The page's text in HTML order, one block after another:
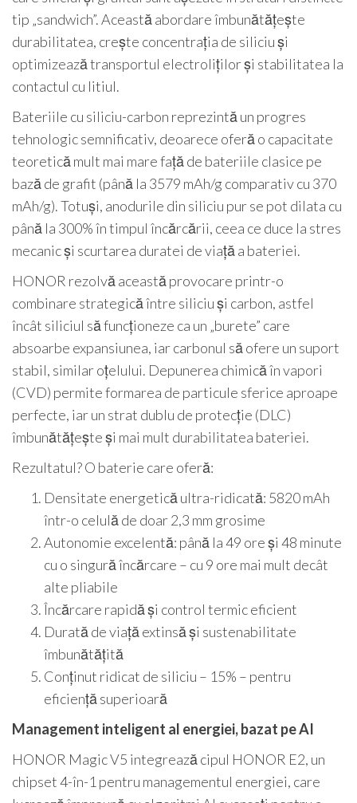
tip „sandwich”. Această abordare îmbunătățește
durabilitatea, crește concentrația de siliciu și
optimizează transportul electroliților și stabilitatea la
contactul cu litiul.
Bateriile cu siliciu-carbon reprezintă un progres
tehnologic semnificativ, deoarece oferă o capacitate
teoretică mult mai mare față de bateriile clasice pe
bază de grafit (până la 3579 mAh/g comparativ cu 370
mAh/g). Totuși, anodurile din siliciu pur se pot dilata cu
până la 300% în timpul încărcării, ceea ce duce la stres
mecanic și scurtarea duratei de viață a bateriei.
HONOR rezolvă această provocare printr-o
combinare strategică între siliciu și carbon, astfel
încât siliciul să funcționeze ca un „burete” care
absoarbe expansiunea, iar carbonul să ofere un suport
stabil, similar oțelului. Depunerea chimică în vapori
(CVD) permite formarea de particule sferice aproape
perfecte, iar un strat dublu de protecție (DLC)
îmbunătățește și mai mult durabilitatea bateriei.
Rezultatul? O baterie care oferă:
Densitate energetică ultra-ridicată: 5820 mAh
într-o celulă de doar 2,3 mm grosime
Autonomie excelentă: până la 49 ore și 48 minute
cu o singură încărcare – cu 9 ore mai mult decât
alte pliabile
Încărcare rapidă și control termic eficient
Durată de viață extinsă și sustenabilitate
îmbunătățită
Conținut ridicat de siliciu – 15% – pentru
eficiență superioară
Management inteligent al energiei, bazat pe AI
HONOR Magic V5 integrează cipul HONOR E2, un
chipset 4-în-1 pentru managementul energiei, care